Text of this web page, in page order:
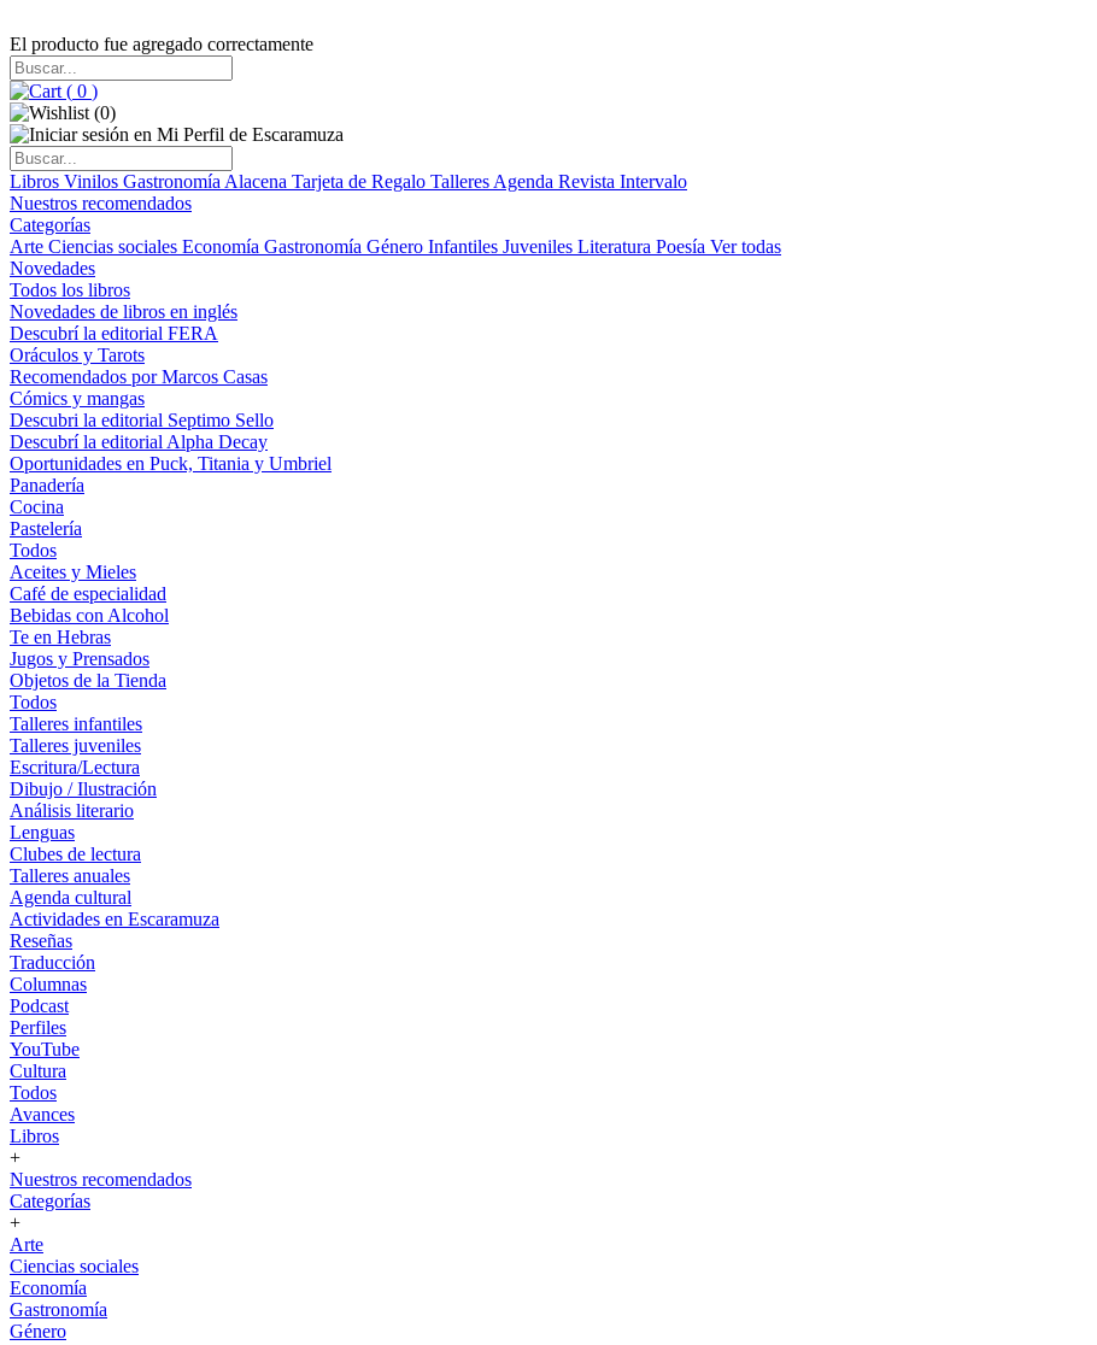
El producto fue agregado correctamente
( 0 )
(0)
Libros Vinilos Gastronomía Alacena Tarjeta de Regalo Talleres Agenda Revista Intervalo
Nuestros recomendados
Categorías
Arte Ciencias sociales Economía Gastronomía Género Infantiles Juveniles Literatura Poesía Ver todas
Novedades
Todos los libros
Novedades de libros en inglés
Descubrí la editorial FERA
Oráculos y Tarots
Recomendados por Marcos Casas
Cómics y mangas
Descubri la editorial Septimo Sello
Descubrí la editorial Alpha Decay
Oportunidades en Puck, Titania y Umbriel
Panadería
Cocina
Pastelería
Todos
Aceites y Mieles
Café de especialidad
Bebidas con Alcohol
Te en Hebras
Jugos y Prensados
Objetos de la Tienda
Todos
Talleres infantiles
Talleres juveniles
Escritura/Lectura
Dibujo / Ilustración
Análisis literario
Lenguas
Clubes de lectura
Talleres anuales
Agenda cultural
Actividades en Escaramuza
Reseñas
Traducción
Columnas
Podcast
Perfiles
YouTube
Cultura
Todos
Avances
Libros
+
Nuestros recomendados
Categorías
+
Arte
Ciencias sociales
Economía
Gastronomía
Género